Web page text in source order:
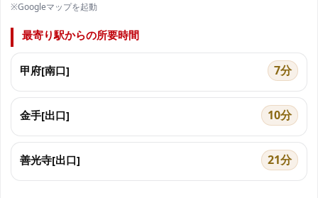
※Googleマップを起動
最寄り駅からの所要時間
甲府[南口] 7分
金手[出口] 10分
善光寺[出口] 21分